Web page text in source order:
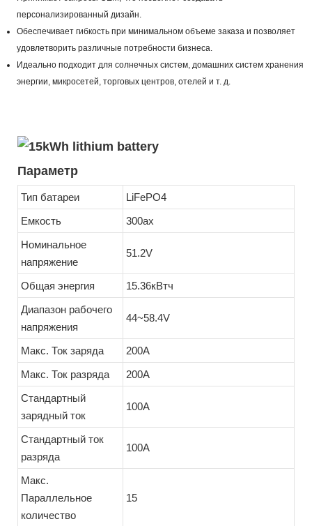
персонализированный дизайн.
Обеспечивает гибкость при минимальном объеме заказа и позволяет
удовлетворить различные потребности бизнеса.
Идеально подходит для солнечных систем, домашних систем хранения
энергии, микросетей, торговых центров, отелей и т. д.
Параметр
Тип батареи
LiFePO4
Емкость
300ах
Номинальное
напряжение
51.2V
Общая энергия
15.36кВтч
Диапазон рабочего
напряжения
44~58.4V
Макс. Ток заряда
200A
Макс. Ток разряда
200A
Стандартный
зарядный ток
100A
Стандартный ток
разряда
100A
Макс.
Параллельное
количество
15